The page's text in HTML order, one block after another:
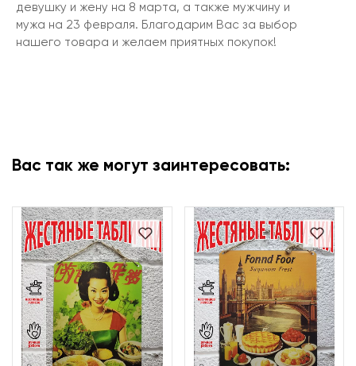
девушку и жену на 8 марта, а также мужчину и
мужа на 23 февраля. Благодарим Вас за выбор
нашего товара и желаем приятных покупок!
Вас так же могут заинтересовать: